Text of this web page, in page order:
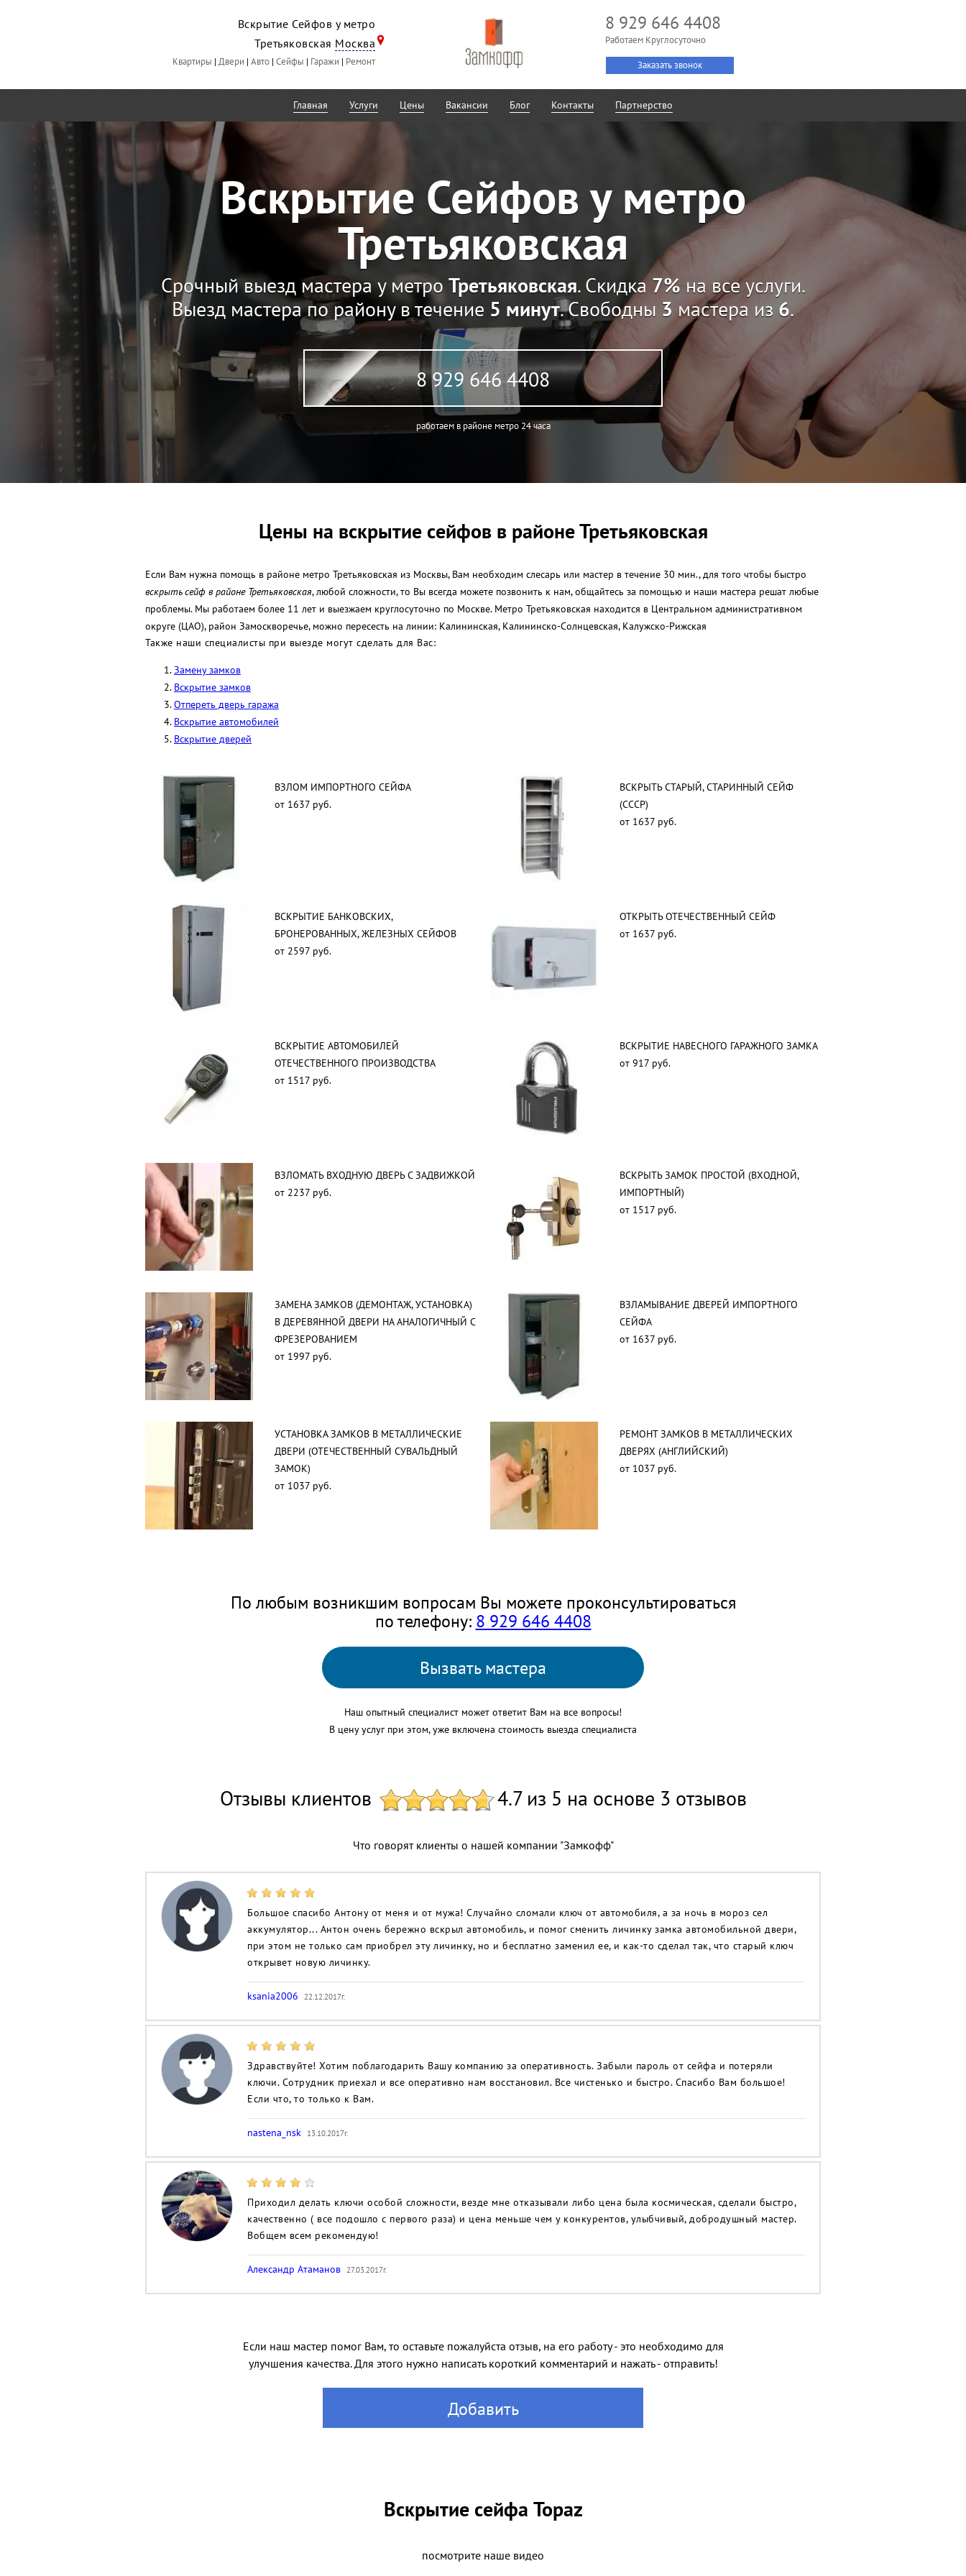
Вскрытие Сейфов у метро
Третьяковская Москва
Квартиры | Двери | Авто | Сейфы | Гаражи | Ремонт
8 929 646 4408
Работаем Круглосуточно
Заказать звонок
Главная Услуги Цены Вакансии Блог Контакты Партнерство
Вскрытие Сейфов у метро
Третьяковская
Срочный выезд мастера у метро Третьяковская. Скидка 7% на все услуги.
Выезд мастера по району в течение 5 минут. Свободны 3 мастера из 6.
8 929 646 4408
работаем в районе метро 24 часа
Цены на вскрытие сейфов в районе Третьяковская
Если Вам нужна помощь в районе метро Третьяковская из Москвы, Вам необходим слесарь или мастер в течение 30 мин., для того чтобы быстро
вскрыть сейф в районе Третьяковская, любой сложности, то Вы всегда можете позвонить к нам, общайтесь за помощью и наши мастера решат любые
проблемы. Мы работаем более 11 лет и выезжаем круглосуточно по Москве. Метро Третьяковская находится в Центральном административном
округе (ЦАО), район Замоскворечье, можно пересесть на линии: Калининская, Калининско-Солнцевская, Калужско-Рижская
Также наши специалисты при выезде могут сделать для Вас:
Замену замков
Вскрытие замков
Отпереть дверь гаража
Вскрытие автомобилей
Вскрытие дверей
ВЗЛОМ ИМПОРТНОГО СЕЙФА
от 1637 руб.
ВСКРЫТЬ СТАРЫЙ, СТАРИННЫЙ СЕЙФ
(СССР)
от 1637 руб.
ВСКРЫТИЕ БАНКОВСКИХ,
БРОНЕРОВАННЫХ, ЖЕЛЕЗНЫХ СЕЙФОВ
от 2597 руб.
ОТКРЫТЬ ОТЕЧЕСТВЕННЫЙ СЕЙФ
от 1637 руб.
ВСКРЫТИЕ АВТОМОБИЛЕЙ
ОТЕЧЕСТВЕННОГО ПРОИЗВОДСТВА
от 1517 руб.
ВСКРЫТИЕ НАВЕСНОГО ГАРАЖНОГО ЗАМКА
от 917 руб.
ВЗЛОМАТЬ ВХОДНУЮ ДВЕРЬ С ЗАДВИЖКОЙ
от 2237 руб.
ВСКРЫТЬ ЗАМОК ПРОСТОЙ (ВХОДНОЙ,
ИМПОРТНЫЙ)
от 1517 руб.
ЗАМЕНА ЗАМКОВ (ДЕМОНТАЖ, УСТАНОВКА)
В ДЕРЕВЯННОЙ ДВЕРИ НА АНАЛОГИЧНЫЙ С
ФРЕЗЕРОВАНИЕМ
от 1997 руб.
ВЗЛАМЫВАНИЕ ДВЕРЕЙ ИМПОРТНОГО
СЕЙФА
от 1637 руб.
УСТАНОВКА ЗАМКОВ В МЕТАЛЛИЧЕСКИЕ
ДВЕРИ (ОТЕЧЕСТВЕННЫЙ СУВАЛЬДНЫЙ
ЗАМОК)
от 1037 руб.
РЕМОНТ ЗАМКОВ В МЕТАЛЛИЧЕСКИХ
ДВЕРЯХ (АНГЛИЙСКИЙ)
от 1037 руб.
По любым возникшим вопросам Вы можете проконсультироваться
по телефону: 8 929 646 4408
Вызвать мастера
Наш опытный специалист может ответит Вам на все вопросы!
В цену услуг при этом, уже включена стоимость выезда специалиста
Отзывы клиентов 4.7 из 5 на основе 3 отзывов
Что говорят клиенты о нашей компании "Замкофф"
Большое спасибо Антону от меня и от мужа! Случайно сломали ключ от автомобиля, а за ночь в мороз сел
аккумулятор... Антон очень бережно вскрыл автомобиль, и помог сменить личинку замка автомобильной двери,
при этом не только сам приобрел эту личинку, но и бесплатно заменил ее, и как-то сделал так, что старый ключ
открывет новую личинку.
ksania2006 22.12.2017г.
Здравствуйте! Хотим поблагодарить Вашу компанию за оперативность. Забыли пароль от сейфа и потеряли
ключи. Сотрудник приехал и все оперативно нам восстановил. Все чистенько и быстро. Спасибо Вам большое!
Если что, то только к Вам.
nastena_nsk 13.10.2017г.
Приходил делать ключи особой сложности, везде мне отказывали либо цена была космическая, сделали быстро,
качественно ( все подошло с первого раза) и цена меньше чем у конкурентов, улыбчивый, добродушный мастер.
Вобщем всем рекомендую!
Александр Атаманов 27.03.2017г.
Если наш мастер помог Вам, то оставьте пожалуйста отзыв, на его работу - это необходимо для
улучшения качества. Для этого нужно написать короткий комментарий и нажать - отправить!
Добавить
Вскрытие сейфа Topaz
посмотрите наше видео